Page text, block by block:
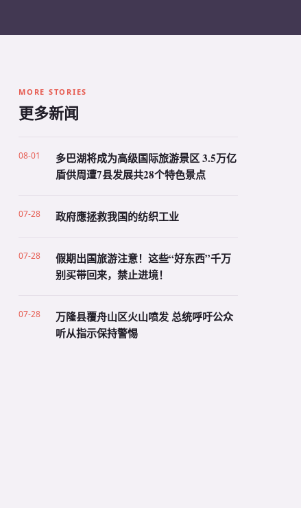
MORE STORIES
更多新闻
08-01
多巴湖将成为高级国际旅游景区 3.5万亿
盾供周遭7县发展共28个特色景点
07-28 政府應拯救我国的纺织工业
07-28
假期出国旅游注意！这些“好东西”千万
别买带回来，禁止进境！
07-28
万隆县覆舟山区火山喷发 总统呼吁公众
听从指示保持警惕